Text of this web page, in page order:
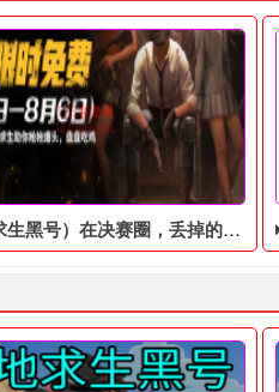
号）在决赛圈，丢掉的狙击枪让你更容易吃鸡